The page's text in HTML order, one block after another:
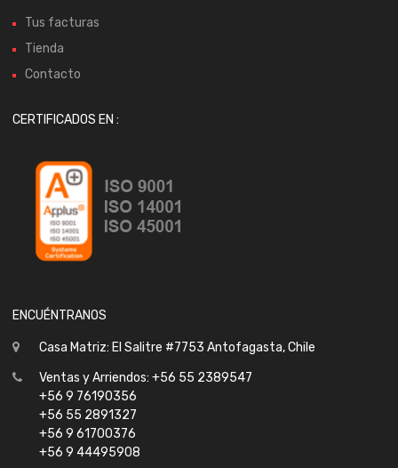
Tus facturas
Tienda
Contacto
CERTIFICADOS EN :
ENCUÉNTRANOS
Casa Matriz: El Salitre #7753 Antofagasta, Chile
Ventas y Arriendos: +56 55 2389547
+56 9 76190356
+56 55 2891327
+56 9 61700376
+56 9 44495908